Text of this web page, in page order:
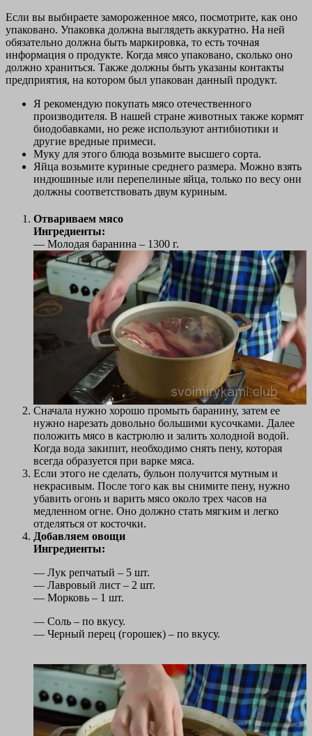
Если вы выбираете замороженное мясо, посмотрите, как оно
упаковано. Упаковка должна выглядеть аккуратно. На ней
обязательно должна быть маркировка, то есть точная
информация о продукте. Когда мясо упаковано, сколько оно
должно храниться. Также должны быть указаны контакты
предприятия, на котором был упакован данный продукт.
Я рекомендую покупать мясо отечественного
производителя. В нашей стране животных также кормят
биодобавками, но реже используют антибиотики и
другие вредные примеси.
Муку для этого блюда возьмите высшего сорта.
Яйца возьмите куриные среднего размера. Можно взять
индюшиные или перепелиные яйца, только по весу они
должны соответствовать двум куриным.
Отвариваем мясо
Ингредиенты:
— Молодая баранина – 1300 г.
Сначала нужно хорошо промыть баранину, затем ее
нужно нарезать довольно большими кусочками. Далее
положить мясо в кастрюлю и залить холодной водой.
Когда вода закипит, необходимо снять пену, которая
всегда образуется при варке мяса.
Если этого не сделать, бульон получится мутным и
некрасивым. После того как вы снимите пену, нужно
убавить огонь и варить мясо около трех часов на
медленном огне. Оно должно стать мягким и легко
отделяться от косточки.
Добавляем овощи
Ингредиенты:
— Лук репчатый – 5 шт.
— Лавровый лист – 2 шт.
— Морковь – 1 шт.
— Соль – по вкусу.
— Черный перец (горошек) – по вкусу.